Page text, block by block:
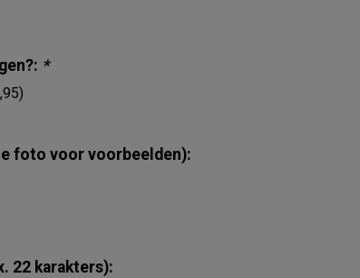
*
foto voor voorbeelden):
22 karakters):